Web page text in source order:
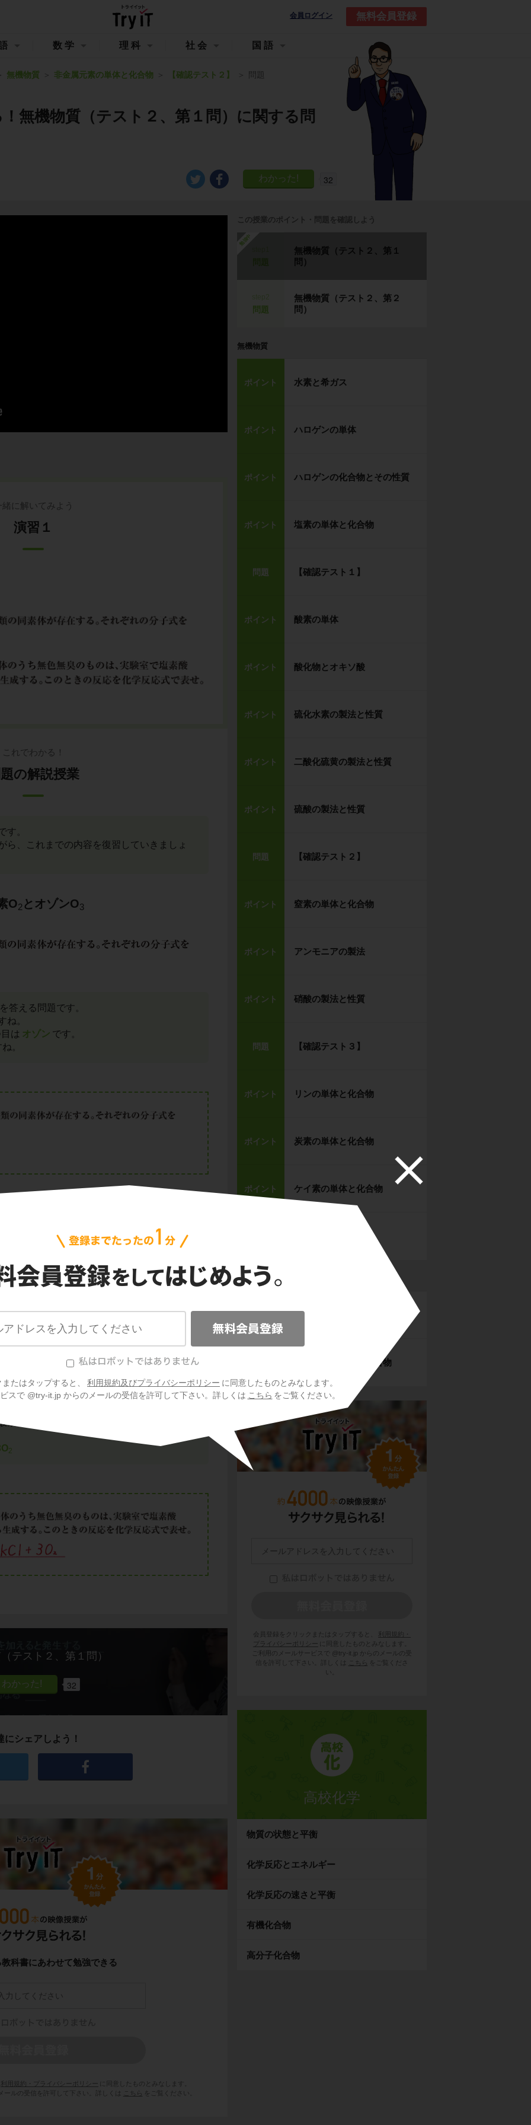
会員ログイン 無料会員登録
たはタップすると、 利用規約及びプライバシーポリシー に同意したものとみなします。
スで @try-it.jp からのメールの受信を許可して下さい。詳しくは こちら をご覧ください。
数学 理科 社会 国語
無機物質 非金属元素の単体と化合物 【確認テスト２】 問題
無機物質（テスト２、第１問）に関する問
32
緒に解いてみよう
演習１
これでわかる！
の解説授業
す。
ら、これまでの内容を復習していきましょ
O2 とオゾンO3
答える問題です。
ね。
は オゾン です。
。
いポイントがあります。
無色無臭のもの」が聞かれていますよね。
淡青色・特異臭 でした。
素を発生させるとき、反応式は次のようにな
2
テスト２、第１問）
32
にシェアしよう！
科書にあわせて勉強できる
利用規約・プライバシーポリシー
に同意したものとみなします。
ルの受信を許可して下さい。詳しくは
こちら をご覧ください。
この授業のポイント・問題を確認しよう
勉強中
無機物質（テスト２、第１
問）
問題
無機物質（テスト２、第２
問）
無機物質
ポイント 水素と希ガス
ポイント ハロゲンの単体
ポイント ハロゲンの化合物とその性質
ポイント 塩素の単体と化合物
問題 【確認テスト１】
ポイント 酸素の単体
ポイント 酸化物とオキソ酸
ポイント 硫化水素の製法と性質
ポイント 二酸化硫黄の製法と性質
ポイント 硫酸の製法と性質
問題 【確認テスト２】
ポイント 窒素の単体と化合物
ポイント アンモニアの製法
ポイント 硝酸の製法と性質
問題 【確認テスト３】
ポイント リンの単体と化合物
ポイント 炭素の単体と化合物
ポイント ケイ素の単体と化合物
非金属元素の単体と化合物
典型金属元素の単体と化合物
遷移元素の単体と化合物
会員登録をクリックまたはタップすると、
利用規約・
プライバシーポリシー
に同意したものとみなします。
ご利用のメールサービスで @try-it.jp からのメールの受
信を許可して下さい。詳しくは
こちら
をご覧くださ
い。
高校化学
物質の状態と平衡
化学反応とエネルギー
化学反応の速さと平衡
有機化合物
高分子化合物